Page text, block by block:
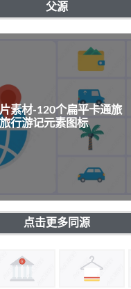
父源
素材-120个扁平卡通旅
行游记元素图标
点击更多同源